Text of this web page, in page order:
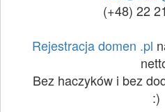
(+48) 22
Rejestracja domen .pl
Bez haczyków i bez
:)